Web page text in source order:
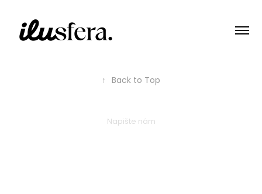
↑ Back to Top
Napište nám